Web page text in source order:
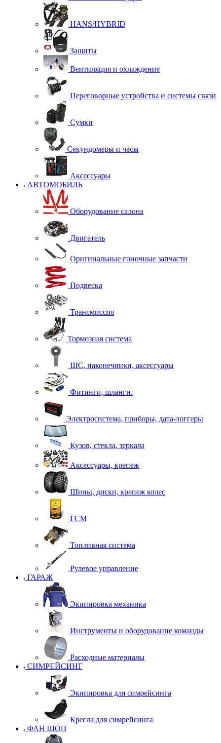
HANS/HYBRID
Защиты
Вентиляция и охлаждение
Переговорные устройства и системы связи
Сумки
Секундомеры и часы
Аксессуары
АВТОМОБИЛЬ
Оборудование салона
Двигатель
Оригинальные гоночные запчасти
Подвеска
Трансмиссия
Тормозная система
ШС, наконечники, аксессуары
Фитинги, шланги.
Электросистема, приборы, дата-логгеры
Кузов, стекла, зеркала
Аксессуары, крепеж
Шины, диски, крепеж колес
ГСМ
Топливная система
Рулевое управление
ГАРАЖ
Экипировка механика
Инструменты и оборудование команды
Расходные материалы
СИМРЕЙСИНГ
Экипировка для симрейсинга
Кресла для симрейсинга
ФАН ШОП